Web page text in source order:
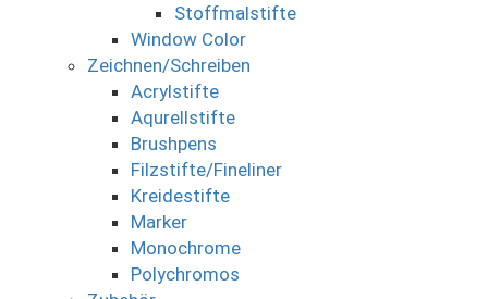
Stoffmalstifte
Window Color
Zeichnen/Schreiben
Acrylstifte
Aqurellstifte
Brushpens
Filzstifte/Fineliner
Kreidestifte
Marker
Monochrome
Polychromos